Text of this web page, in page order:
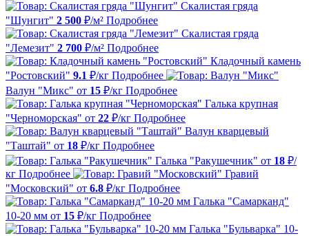
Скалистая гряда
"Шунгит" 2 500 ₽/м² Подробнее
Скалистая гряда
"Лемезит" 2 700 ₽/м² Подробнее
Кладочный камень
"Ростовский" 9.1 ₽/кг Подробнее
Валун "Микс" от 15 ₽/кг Подробнее
Галька крупная
"Черноморская" от 22 ₽/кг Подробнее
Валун кварцевый
"Таштай" от 18 ₽/кг Подробнее
Галька "Ракушечник" от 18 ₽/
кг Подробнее
Гравий
"Московский" от 6.8 ₽/кг Подробнее
Галька "Самарканд"
10-20 мм от 15 ₽/кг Подробнее
Галька "Бульварка" 10-